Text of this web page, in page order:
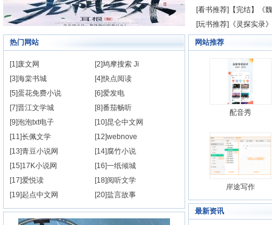
[看书推荐]【完结】《
[玩书推荐]《灵探实录
热门网站
[1]废文网
[2]鸠摩搜索 Ji
[3]海棠书城
[4]快点阅读
[5]蛋花免费小说
[6]爱发电
[7]晋江文学城
[8]番茄畅听
[9]泡泡txt电子
[10]昆仑中文网
[11]长佩文学
[12]webnove
[13]青豆小说网
[14]腐竹小说
[15]17K小说网
[16]一纸倾城
[17]爱悦读
[18]阅听文学
[19]起点中文网
[20]盐言故事
网站推荐
配音秀
岸途写作
最新资讯